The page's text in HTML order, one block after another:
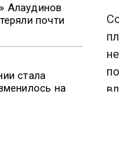
Алаудинов
почти
стала
на